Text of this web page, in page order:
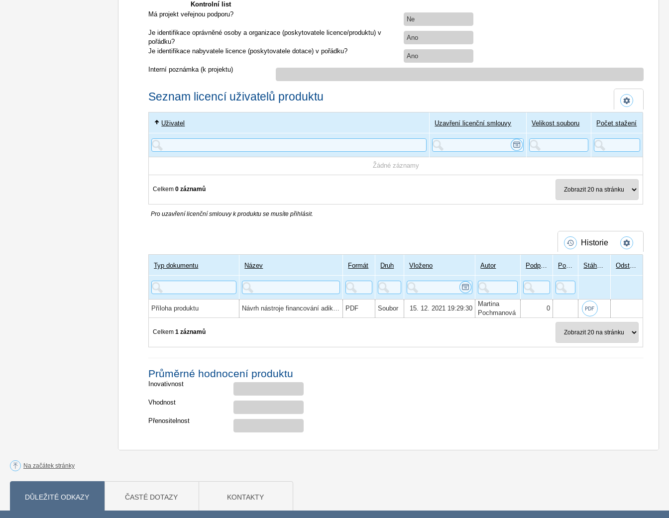
Kontrolní list
Má projekt veřejnou podporu?
Ne
Je identifikace oprávněné osoby a organizace (poskytovatele licence/produktu) v
pořádku?
Ano
Je identifikace nabyvatele licence (poskytovatele dotace) v pořádku?
Ano
Interní poznámka (k projektu)
Seznam licencí uživatelů produktu
Uživatel Uzavření licenční smlouvy Velikost souboru Počet stažení
Žádné záznamy
Celkem 0 záznamů
Pro uzavření licenční smlouvy k produktu se musíte přihlásit.
Historie
Typ dokumentu Název Formát Druh Vloženo Autor Podpisů Podepsal Stáhnout Odstranit
Příloha produktu Návrh nástroje financování adiktologických služeb v České republice včetně PDF Soubor 15. 12. 2021 19:29:30
Martina
Pochmanová
0
Celkem 1 záznamů
Průměrné hodnocení produktu
Inovativnost
Vhodnost
Přenositelnost
Na začátek stránky
DŮLEŽITÉ ODKAZY ČASTÉ DOTAZY KONTAKTY